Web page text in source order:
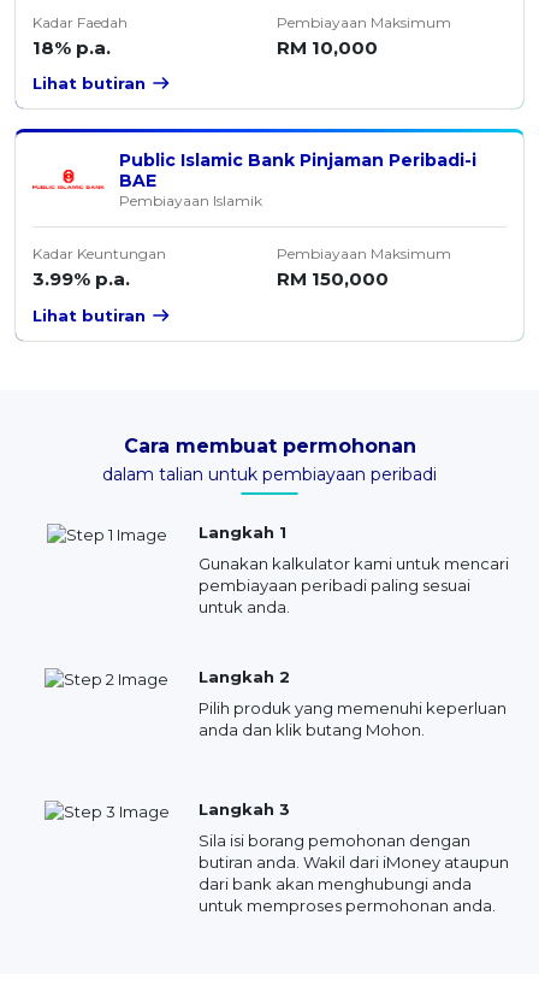
Kadar Faedah
18% p.a.
Pembiayaan Maksimum
RM 10,000
Lihat butiran
Public Islamic Bank Pinjaman Peribadi-i
BAE
Pembiayaan Islamik
Kadar Keuntungan
3.99% p.a.
Pembiayaan Maksimum
RM 150,000
Lihat butiran
Cara membuat permohonan
dalam talian untuk pembiayaan peribadi
Langkah 1
Gunakan kalkulator kami untuk mencari
pembiayaan peribadi paling sesuai
untuk anda.
Langkah 2
Pilih produk yang memenuhi keperluan
anda dan klik butang Mohon.
Langkah 3
Sila isi borang pemohonan dengan
butiran anda. Wakil dari iMoney ataupun
dari bank akan menghubungi anda
untuk memproses permohonan anda.